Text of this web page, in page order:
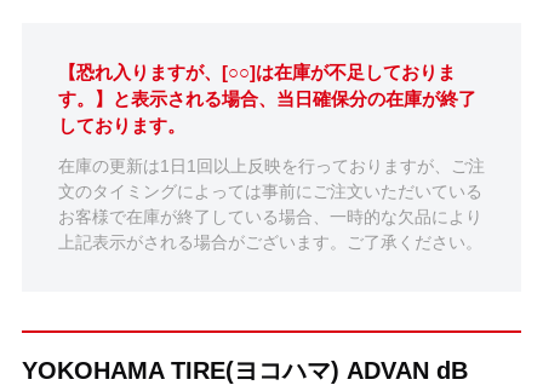
【恐れ入りますが、[○○]は在庫が不足しておりま
す。】と表示される場合、当日確保分の在庫が終了
しております。
在庫の更新は1日1回以上反映を行っておりますが、ご注
文のタイミングによっては事前にご注文いただいている
お客様で在庫が終了している場合、一時的な欠品により
上記表示がされる場合がございます。ご了承ください。
YOKOHAMA TIRE(ヨコハマ) ADVAN dB